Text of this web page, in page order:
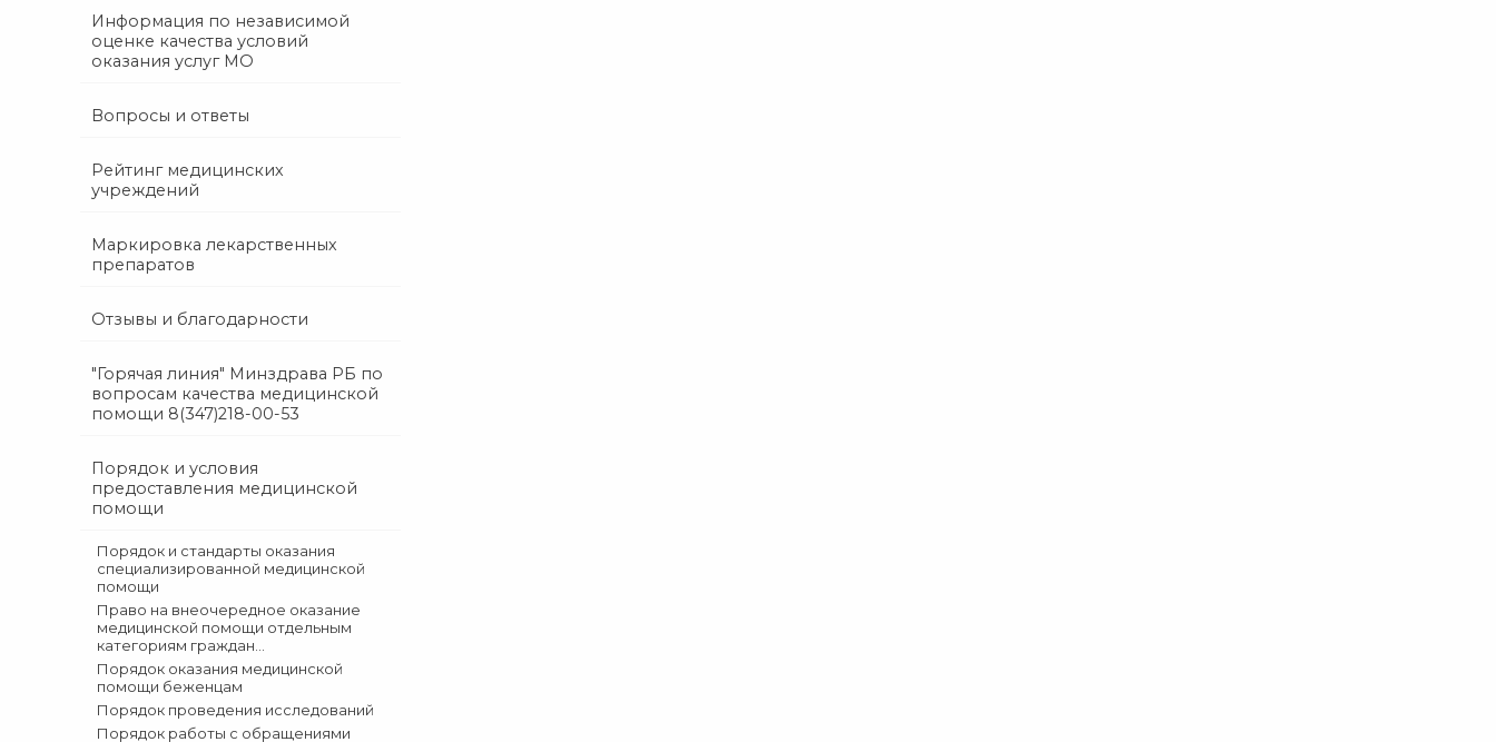
Информация по независимой
оценке качества условий
оказания услуг МО
Вопросы и ответы
Рейтинг медицинских
учреждений
Маркировка лекарственных
препаратов
Отзывы и благодарности
"Горячая линия" Минздрава РБ по
вопросам качества медицинской
помощи 8(347)218-00-53
Порядок и условия
предоставления медицинской
помощи
Порядок и стандарты оказания
специализированной медицинской
помощи
Право на внеочередное оказание
медицинской помощи отдельным
категориям граждан...
Порядок оказания медицинской
помощи беженцам
Порядок проведения исследований
Порядок работы с обращениями